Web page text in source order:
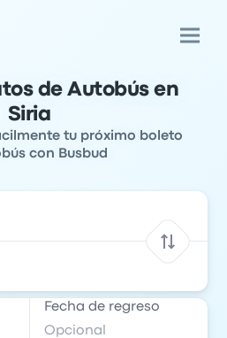
de Autobús en
Siria
tu próximo boleto
con Busbud
Fecha de regreso